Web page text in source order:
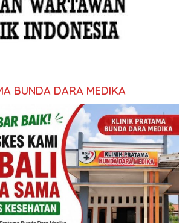
BUNDA DARA MEDIKA